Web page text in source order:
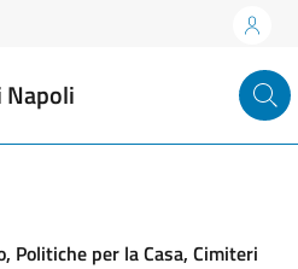
Napoli
Politiche per la Casa, Cimiteri